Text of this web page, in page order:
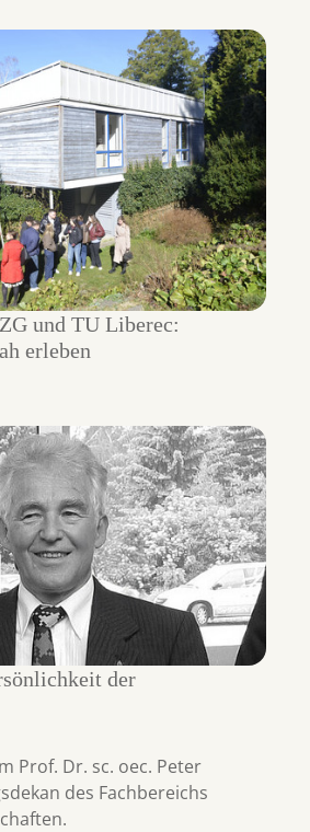
und TU Liberec:
erleben
der
Prof. Dr. sc. oec. Peter
des Fachbereichs